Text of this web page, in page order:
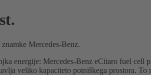
Mercedes-Benz.
energije: Mercedes-Benz eCitaro fuel
veliko kapaciteto potniškega prostora.